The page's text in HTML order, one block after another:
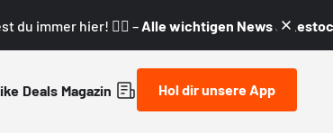
du immer hier! 👇🏼 – Alle wichtigen News &
Deals Magazin Hol dir unsere App